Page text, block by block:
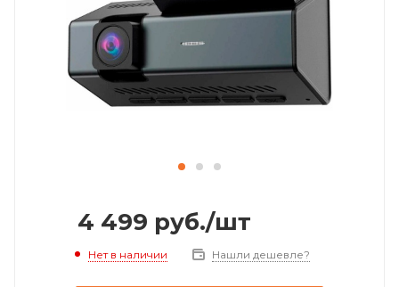
4 499 руб./шт
Нет в наличии Нашли дешевле?